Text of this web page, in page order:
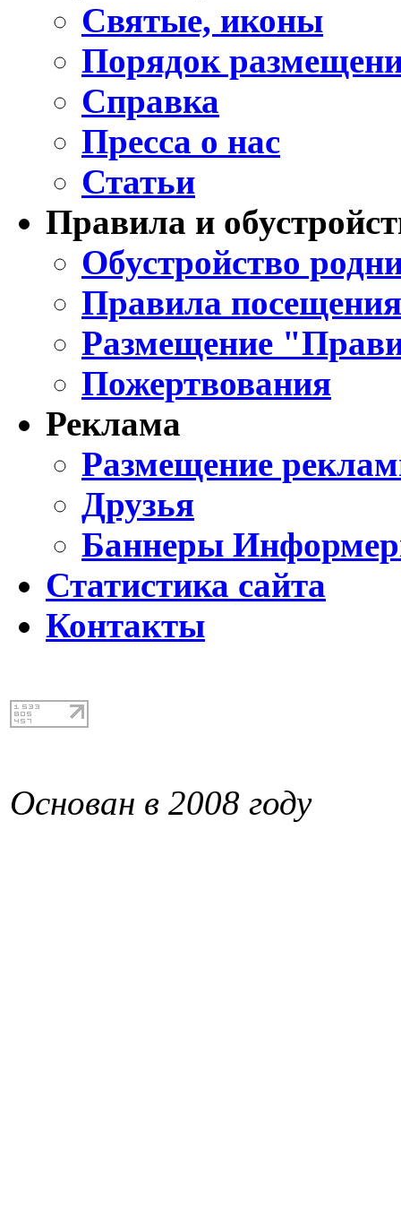
Святые, иконы
Порядок
Справка
Пресса о нас
Статьи
Правила и
Обустройство
Правила
Размещение
Пожертвования
Реклама
Размещение
Друзья
Баннеры
Статистика сайта
Контакты
Основан в 2008 году